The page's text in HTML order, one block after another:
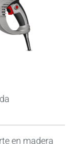
en madera